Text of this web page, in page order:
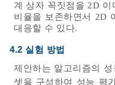
계 상자 꼭짓점을 2D
비율을 보존하면서 2D
대응할 수 있다.
4.2 실험 방법
제안하는 알고리즘의
셋을 구성하여 성능 평